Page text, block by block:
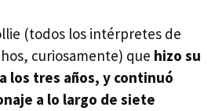
(todos los intérpretes de
curiosamente) que hizo su
los tres años, y continuó
a lo largo de siete